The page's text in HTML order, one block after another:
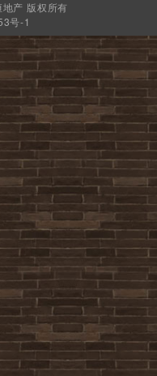
产 版权所有
号-1